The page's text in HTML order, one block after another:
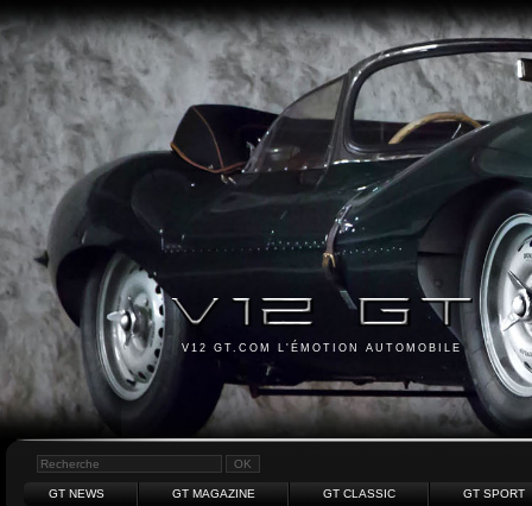
V12 GT.COM L'ÉMOTION AUTOMOBILE
GT NEWS GT MAGAZINE GT CLASSIC GT SPORT